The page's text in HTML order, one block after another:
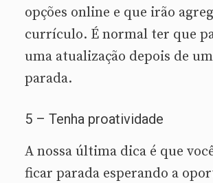
opções online e que irão
currículo. É normal ter que
uma atualização depois de
parada.
5 – Tenha proatividade
A nossa última dica é que
ficar parada esperando a